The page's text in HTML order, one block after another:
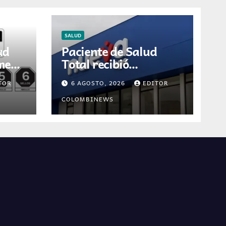
SALUD
Paciente de Salud
Total recibió
diagnóstico erróneo
de cáncer por
resultados de otra
persona
6 AGOSTO, 2026
EDITOR
COLOMBINEWS